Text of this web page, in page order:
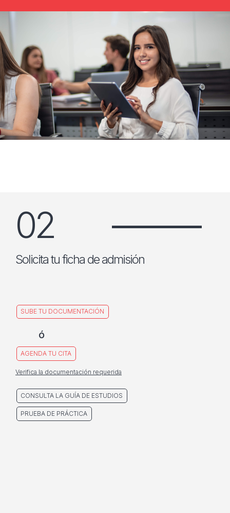
02
Solicita tu ficha de admisión
SUBE TU DOCUMENTACIÓN
ó
AGENDA TU CITA
Verifica la documentación requerida
CONSULTA LA GUÍA DE ESTUDIOS
PRUEBA DE PRÁCTICA